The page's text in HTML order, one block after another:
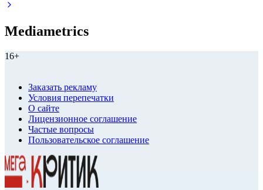
Mediametrics
16+
Заказать рекламу
Условия перепечатки
О сайте
Лицензионное соглашение
Частые вопросы
Пользовательское соглашение